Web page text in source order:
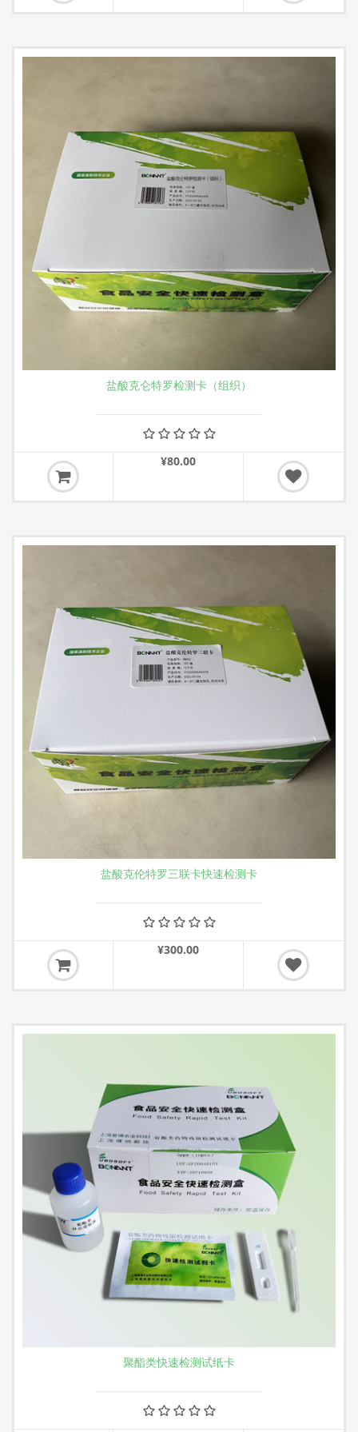
盐酸克仑特罗检测卡（组织）
¥80.00
盐酸克伦特罗三联卡快速检测卡
¥300.00
聚酯类快速检测试纸卡